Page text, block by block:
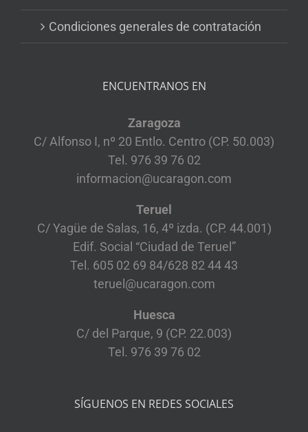
Condiciones generales de contratación
ENCUENTRANOS EN
Zaragoza
C/ Alfonso I, nº 20 Entlo. Centro (CP. 50.003)
Tel. 976 39 76 02
informacion@ucaragon.com
Teruel
C/ Yagüe de Salas, 16, 4º izda. (CP. 44.001)
Edif. Social “Ciudad de Teruel”
Tel. 605 02 69 84/628 82 44 43
teruel@ucaragon.com
Huesca
C/ del Parque, 9 (CP. 22.003)
Tel. 976 39 76 02
SÍGUENOS EN REDES SOCIALES